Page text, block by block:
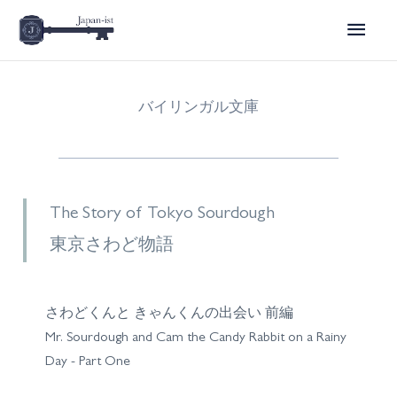
Main
Menu
バイリンガル文庫
The Story of Tokyo Sourdough
東京さわど物語
さわどくんと きゃんくんの出会い 前編
Mr. Sourdough and Cam the Candy Rabbit on a Rainy
Day - Part One